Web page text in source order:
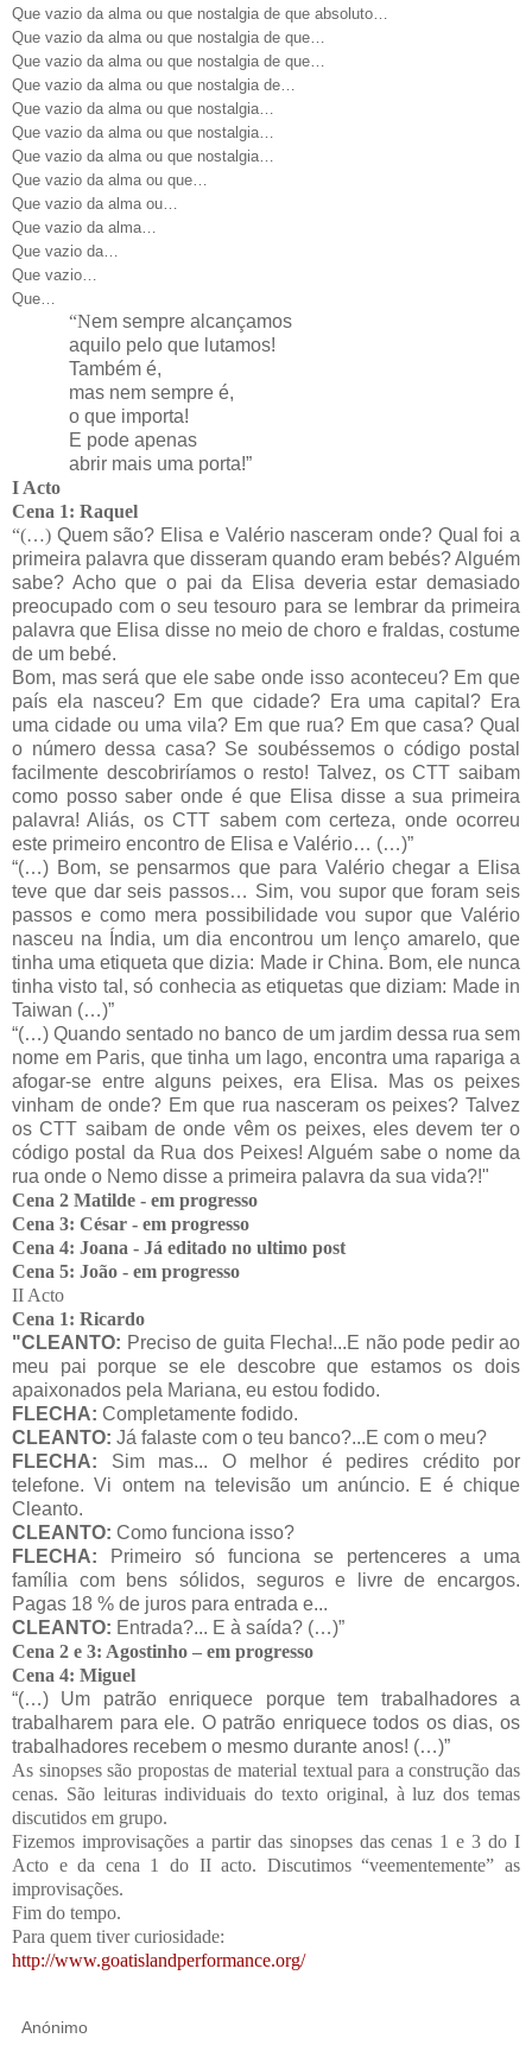
Que vazio da alma ou que nostalgia de que absoluto…
Que vazio da alma ou que nostalgia de que…
Que vazio da alma ou que nostalgia de que…
Que vazio da alma ou que nostalgia de…
Que vazio da alma ou que nostalgia…
Que vazio da alma ou que nostalgia…
Que vazio da alma ou que nostalgia…
Que vazio da alma ou que…
Que vazio da alma ou…
Que vazio da alma…
Que vazio da…
Que vazio…
Que…
“Nem sempre alcançamos
aquilo pelo que lutamos!
Também é,
mas nem sempre é,
o que importa!
E pode apenas
abrir mais uma porta!”
I Acto
Cena 1: Raquel
“(…) Quem são? Elisa e Valério nasceram onde? Qual foi a
primeira palavra que disseram quando eram bebés? Alguém
sabe? Acho que o pai da Elisa deveria estar demasiado
preocupado com o seu tesouro para se lembrar da primeira
palavra que Elisa disse no meio de choro e fraldas, costume
de um bebé.
Bom, mas será que ele sabe onde isso aconteceu? Em que
país ela nasceu? Em que cidade? Era uma capital? Era
uma cidade ou uma vila? Em que rua? Em que casa? Qual
o número dessa casa? Se soubéssemos o código postal
facilmente descobriríamos o resto! Talvez, os CTT saibam
como posso saber onde é que Elisa disse a sua primeira
palavra! Aliás, os CTT sabem com certeza, onde ocorreu
este primeiro encontro de Elisa e Valério… (…)”
“(…) Bom, se pensarmos que para Valério chegar a Elisa
teve que dar seis passos… Sim, vou supor que foram seis
passos e como mera possibilidade vou supor que Valério
nasceu na Índia, um dia encontrou um lenço amarelo, que
tinha uma etiqueta que dizia: Made ir China. Bom, ele nunca
tinha visto tal, só conhecia as etiquetas que diziam: Made in
Taiwan (…)”
“(…) Quando sentado no banco de um jardim dessa rua sem
nome em Paris, que tinha um lago, encontra uma rapariga a
afogar-se entre alguns peixes, era Elisa. Mas os peixes
vinham de onde? Em que rua nasceram os peixes? Talvez
os CTT saibam de onde vêm os peixes, eles devem ter o
código postal da Rua dos Peixes! Alguém sabe o nome da
rua onde o Nemo disse a primeira palavra da sua vida?!"
Cena 2 Matilde - em progresso
Cena 3: César - em progresso
Cena 4: Joana - Já editado no ultimo post
Cena 5: João - em progresso
II Acto
Cena 1: Ricardo
"CLEANTO: Preciso de guita Flecha!...E não pode pedir ao
meu pai porque se ele descobre que estamos os dois
apaixonados pela Mariana, eu estou fodido.
FLECHA: Completamente fodido.
CLEANTO: Já falaste com o teu banco?...E com o meu?
FLECHA: Sim mas... O melhor é pedires crédito por
telefone. Vi ontem na televisão um anúncio. E é chique
Cleanto.
CLEANTO: Como funciona isso?
FLECHA: Primeiro só funciona se pertenceres a uma
família com bens sólidos, seguros e livre de encargos.
Pagas 18 % de juros para entrada e...
CLEANTO: Entrada?... E à saída? (…)”
Cena 2 e 3: Agostinho – em progresso
Cena 4: Miguel
“(…) Um patrão enriquece porque tem trabalhadores a
trabalharem para ele. O patrão enriquece todos os dias, os
trabalhadores recebem o mesmo durante anos! (…)”
As sinopses são propostas de material textual para a construção das
cenas. São leituras individuais do texto original, à luz dos temas
discutidos em grupo.
Fizemos improvisações a partir das sinopses das cenas 1 e 3 do I
Acto e da cena 1 do II acto. Discutimos “veementemente” as
improvisações.
Fim do tempo.
Para quem tiver curiosidade:
http://www.goatislandperformance.org/
Anónimo